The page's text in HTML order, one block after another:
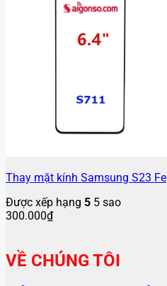
Thay mặt kính Samsung S23 Fe
Được xếp hạng 5 5 sao
300.000₫
VỀ CHÚNG TÔI